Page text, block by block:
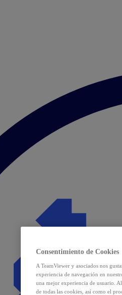
Consentimiento de Cookies
A TeamViewer y asociados nos
experiencia de navegación en
una mejor experiencia de usuario.
de todas las cookies, así como el